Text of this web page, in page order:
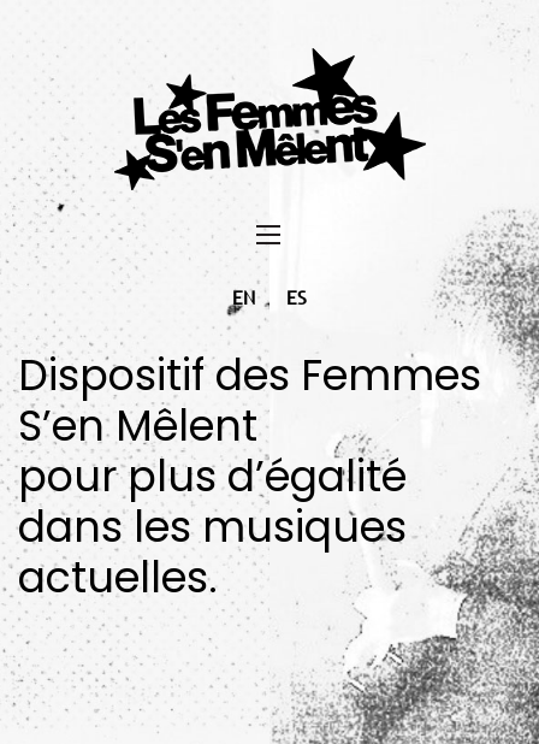
EN ES
Dispositif des Femmes
S’en Mêlent
pour plus d’égalité
dans les musiques
actuelles.